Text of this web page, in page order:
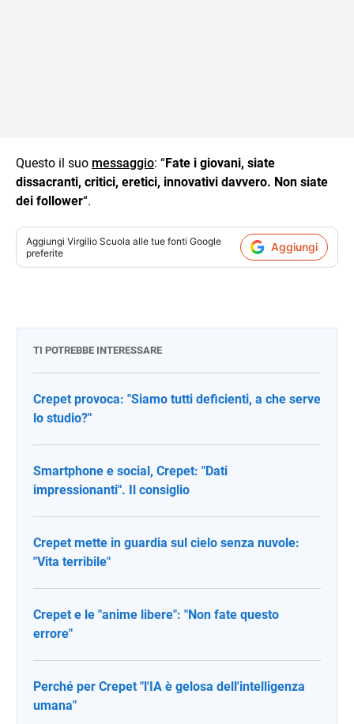
Questo il suo messaggio: “Fate i giovani, siate
dissacranti, critici, eretici, innovativi davvero. Non siate
dei follower“.
Aggiungi Virgilio Scuola alle tue fonti Google
preferite
Aggiungi
TI POTREBBE INTERESSARE
Crepet provoca: "Siamo tutti deficienti, a che serve
lo studio?"
Smartphone e social, Crepet: "Dati
impressionanti". Il consiglio
Crepet mette in guardia sul cielo senza nuvole:
"Vita terribile"
Crepet e le "anime libere": "Non fate questo
errore"
Perché per Crepet "l'IA è gelosa dell'intelligenza
umana"